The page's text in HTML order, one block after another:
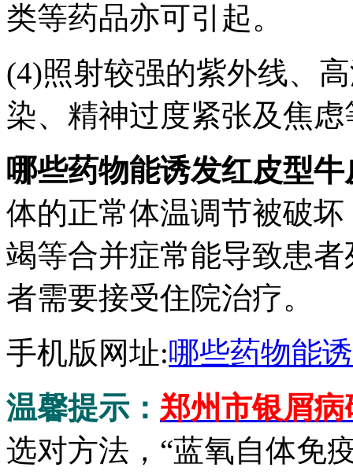
类等药品亦可引起。
(4)照射较强的紫外线、
染、精神过度紧张及焦
哪些药物能诱发红皮型
体的正常体温调节被破
竭等合并症常能导致患
者需要接受住院治疗。
手机版网址:哪些药物能
温馨提示： 郑州市银屑病
选对方法，“蓝氧自体免